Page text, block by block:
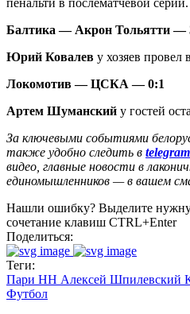
пенальти в послематчевой серии.
Балтика — Акрон Тольятти —
Юрий Ковалев у хозяев провел
Локомотив — ЦСКА — 0:1
Артем Шуманский у гостей
За ключевыми событиями
также удобно следить в
видео, главные новости в
единомышленников — в вашем
Нашли ошибку? Выделите
сочетание клавиш CTRL+Enter
Поделиться:
Теги:
Пари НН Алексей Шпилевский
Футбол